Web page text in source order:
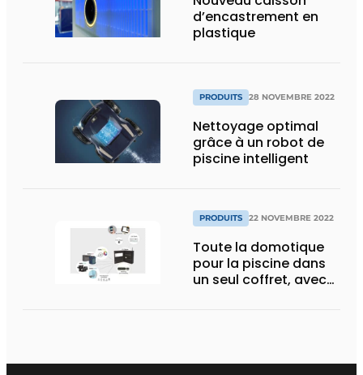
d’encastrement en
plastique
PRODUITS 28 NOVEMBRE 2022
Nettoyage optimal
grâce à un robot de
piscine intelligent
PRODUITS 22 NOVEMBRE 2022
Toute la domotique
pour la piscine dans
un seul coffret, avec